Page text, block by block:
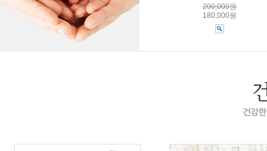
200,000원
180,000원